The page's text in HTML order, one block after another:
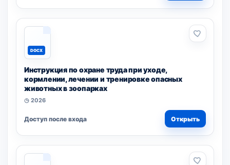
DOCX
Инструкция по охране труда при уходе,
кормлении, лечении и тренировке опасных
животных в зоопарках
◷ 2026
Доступ после входа Открыть